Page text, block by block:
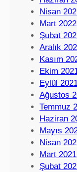
Nisan
Mart 2022
Şubat
Aralık
Kasım
Ekim
Eylül
Ağustos
Temmuz
Haziran
Mayıs
Nisan
Mart 2021
Şubat